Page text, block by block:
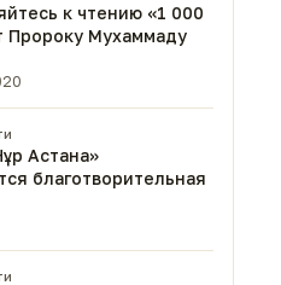
к чтению «1 000
Пророку Мухаммаду
благотворительная